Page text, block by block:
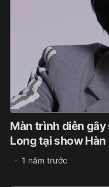
Màn trình diễn
Long tại show Hàn
1 năm trước